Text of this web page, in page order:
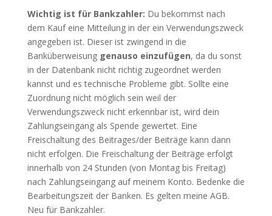
Wichtig ist für Bankzahler: Du bekommst nach
dem Kauf eine Mitteilung in der ein Verwendungszweck
angegeben ist. Dieser ist zwingend in die
Banküberweisung genauso einzufügen, da du sonst
in der Datenbank nicht richtig zugeordnet werden
kannst und es technische Probleme gibt. Sollte eine
Zuordnung nicht möglich sein weil der
Verwendungszweck nicht erkennbar ist, wird dein
Zahlungseingang als Spende gewertet. Eine
Freischaltung des Beitrages/der Beiträge kann dann
nicht erfolgen. Die Freischaltung der Beiträge erfolgt
innerhalb von 24 Stunden (von Montag bis Freitag)
nach Zahlungseingang auf meinem Konto. Bedenke die
Bearbeitungszeit der Banken. Es gelten meine AGB.
Neu für Bankzahler.